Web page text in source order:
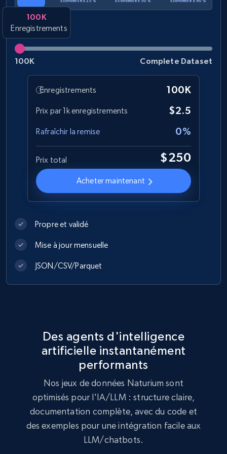
more.
eCommerce
Buy Now
Best Buy products
URL, Product id, Title, Images, Final price,
Currency, Discount, Initial price, and more.
eCommerce
1.1K+ 149+ Buy Now
Lowes.com
URL, Domain, Marketplace pn, Sku, Other pn,
991+ 162+ Buy Now
Lazada - Products
URL, Title, Rating, Reviews, Initial price, Final
price, Currency, Stock, and more.
Économisez 25 % Économisez 50 % Économisez 80 %
100K
Enregistrements
100K Complete Dataset
Enregistrements 100K
Prix par 1k enregistrements $2.5
Rafraîchir la remise 0%
Prix total $250
Acheter maintenant
Propre et validé
Mise à jour mensuelle
JSON/CSV/Parquet
Des agents d'intelligence
artificielle instantanément
performants
Nos jeux de données Naturium sont
optimisés pour l'IA/LLM : structure claire,
documentation complète, avec du code et
des exemples pour une intégration facile aux
LLM/chatbots.